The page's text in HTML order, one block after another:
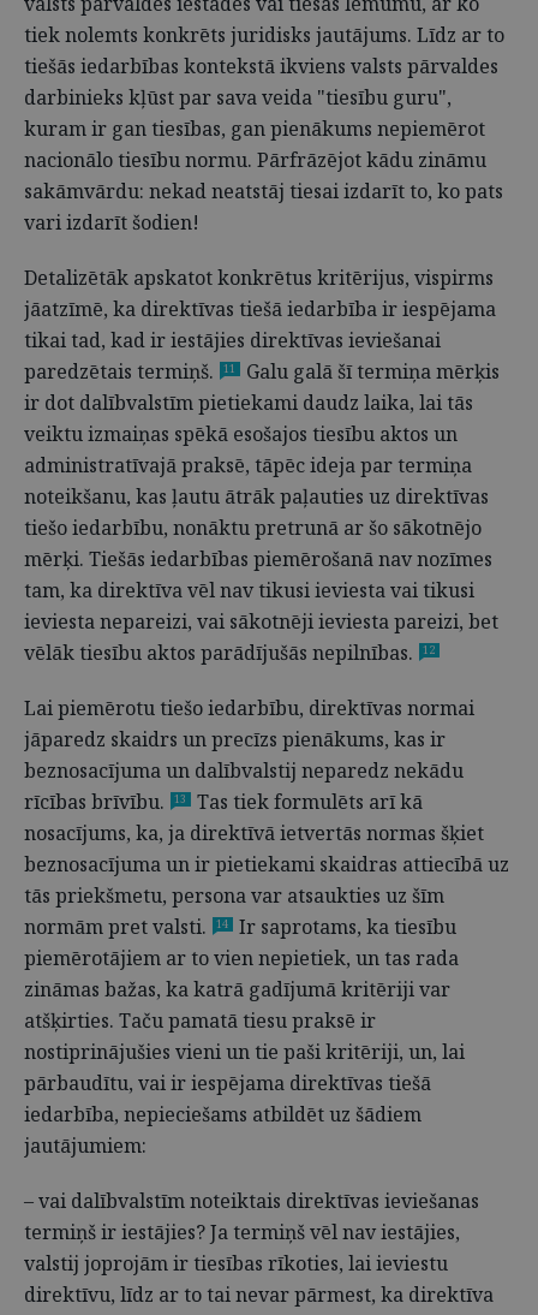
tiek nolemts konkrēts juridisks jautājums. Līdz ar to
tiešās iedarbības kontekstā ikviens valsts pārvaldes
darbinieks kļūst par sava veida "tiesību guru",
kuram ir gan tiesības, gan pienākums nepiemērot
nacionālo tiesību normu. Pārfrāzējot kādu zināmu
sakāmvārdu: nekad neatstāj tiesai izdarīt to, ko pats
vari izdarīt šodien!
Detalizētāk apskatot konkrētus kritērijus, vispirms
jāatzīmē, ka direktīvas tiešā iedarbība ir iespējama
tikai tad, kad ir iestājies direktīvas ieviešanai
paredzētais termiņš.
11
Galu galā šī termiņa mērķis
ir dot dalībvalstīm pietiekami daudz laika, lai tās
veiktu izmaiņas spēkā esošajos tiesību aktos un
administratīvajā praksē, tāpēc ideja par termiņa
noteikšanu, kas ļautu ātrāk paļauties uz direktīvas
tiešo iedarbību, nonāktu pretrunā ar šo sākotnējo
mērķi. Tiešās iedarbības piemērošanā nav nozīmes
tam, ka direktīva vēl nav tikusi ieviesta vai tikusi
ieviesta nepareizi, vai sākotnēji ieviesta pareizi, bet
vēlāk tiesību aktos parādījušās nepilnības.
12
Lai piemērotu tiešo iedarbību, direktīvas normai
jāparedz skaidrs un precīzs pienākums, kas ir
beznosacījuma un dalībvalstij neparedz nekādu
rīcības brīvību.
13
Tas tiek formulēts arī kā
nosacījums, ka, ja direktīvā ietvertās normas šķiet
beznosacījuma un ir pietiekami skaidras attiecībā uz
tās priekšmetu, persona var atsaukties uz šīm
normām pret valsti.
14
Ir saprotams, ka tiesību
piemērotājiem ar to vien nepietiek, un tas rada
zināmas bažas, ka katrā gadījumā kritēriji var
atšķirties. Taču pamatā tiesu praksē ir
nostiprinājušies vieni un tie paši kritēriji, un, lai
pārbaudītu, vai ir iespējama direktīvas tiešā
iedarbība, nepieciešams atbildēt uz šādiem
jautājumiem:
– vai dalībvalstīm noteiktais direktīvas ieviešanas
termiņš ir iestājies? Ja termiņš vēl nav iestājies,
valstij joprojām ir tiesības rīkoties, lai ieviestu
direktīvu, līdz ar to tai nevar pārmest, ka direktīva